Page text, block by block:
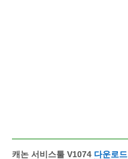
캐논 서비스툴 V1074 다운로드